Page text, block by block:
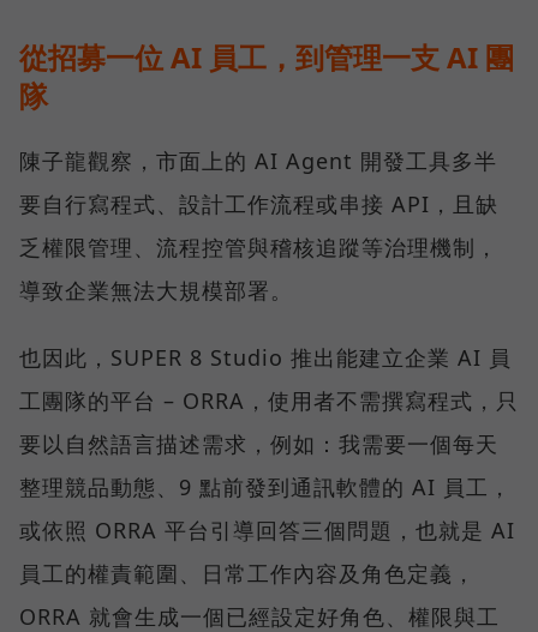
從招募一位 AI 員工，到管理一支 AI 團
隊
陳子龍觀察，市面上的 AI Agent 開發工具多半
要自行寫程式、設計工作流程或串接 API，且缺
乏權限管理、流程控管與稽核追蹤等治理機制，
導致企業無法大規模部署。
也因此，SUPER 8 Studio 推出能建立企業 AI 員
工團隊的平台 – ORRA，使用者不需撰寫程式，只
要以自然語言描述需求，例如：我需要一個每天
整理競品動態、9 點前發到通訊軟體的 AI 員工，
或依照 ORRA 平台引導回答三個問題，也就是 AI
員工的權責範圍、日常工作內容及角色定義，
ORRA 就會生成一個已經設定好角色、權限與工